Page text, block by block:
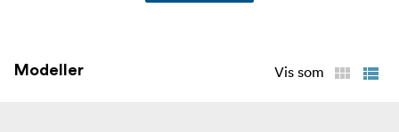
Modeller Vis som